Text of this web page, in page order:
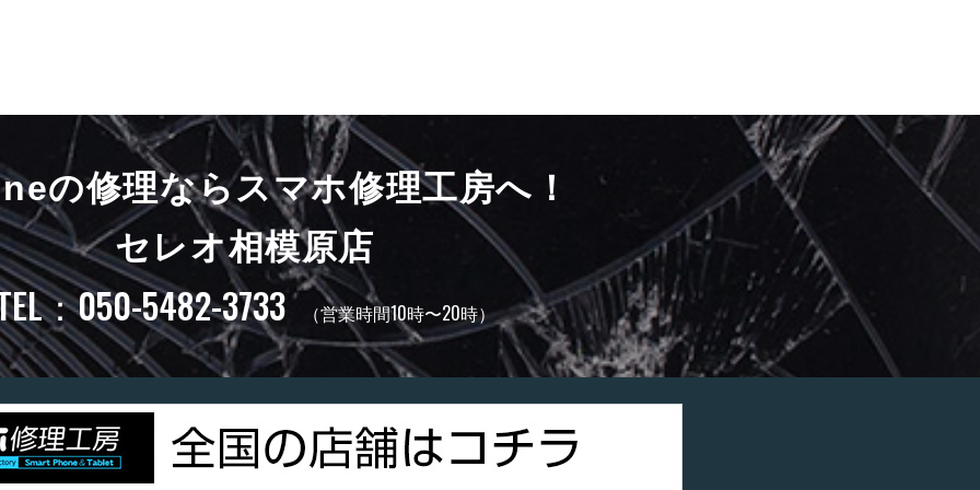
の修理ならスマホ修理工房へ！
セレオ相模原店
：050-5482-3733 （営業時間10時〜20時）